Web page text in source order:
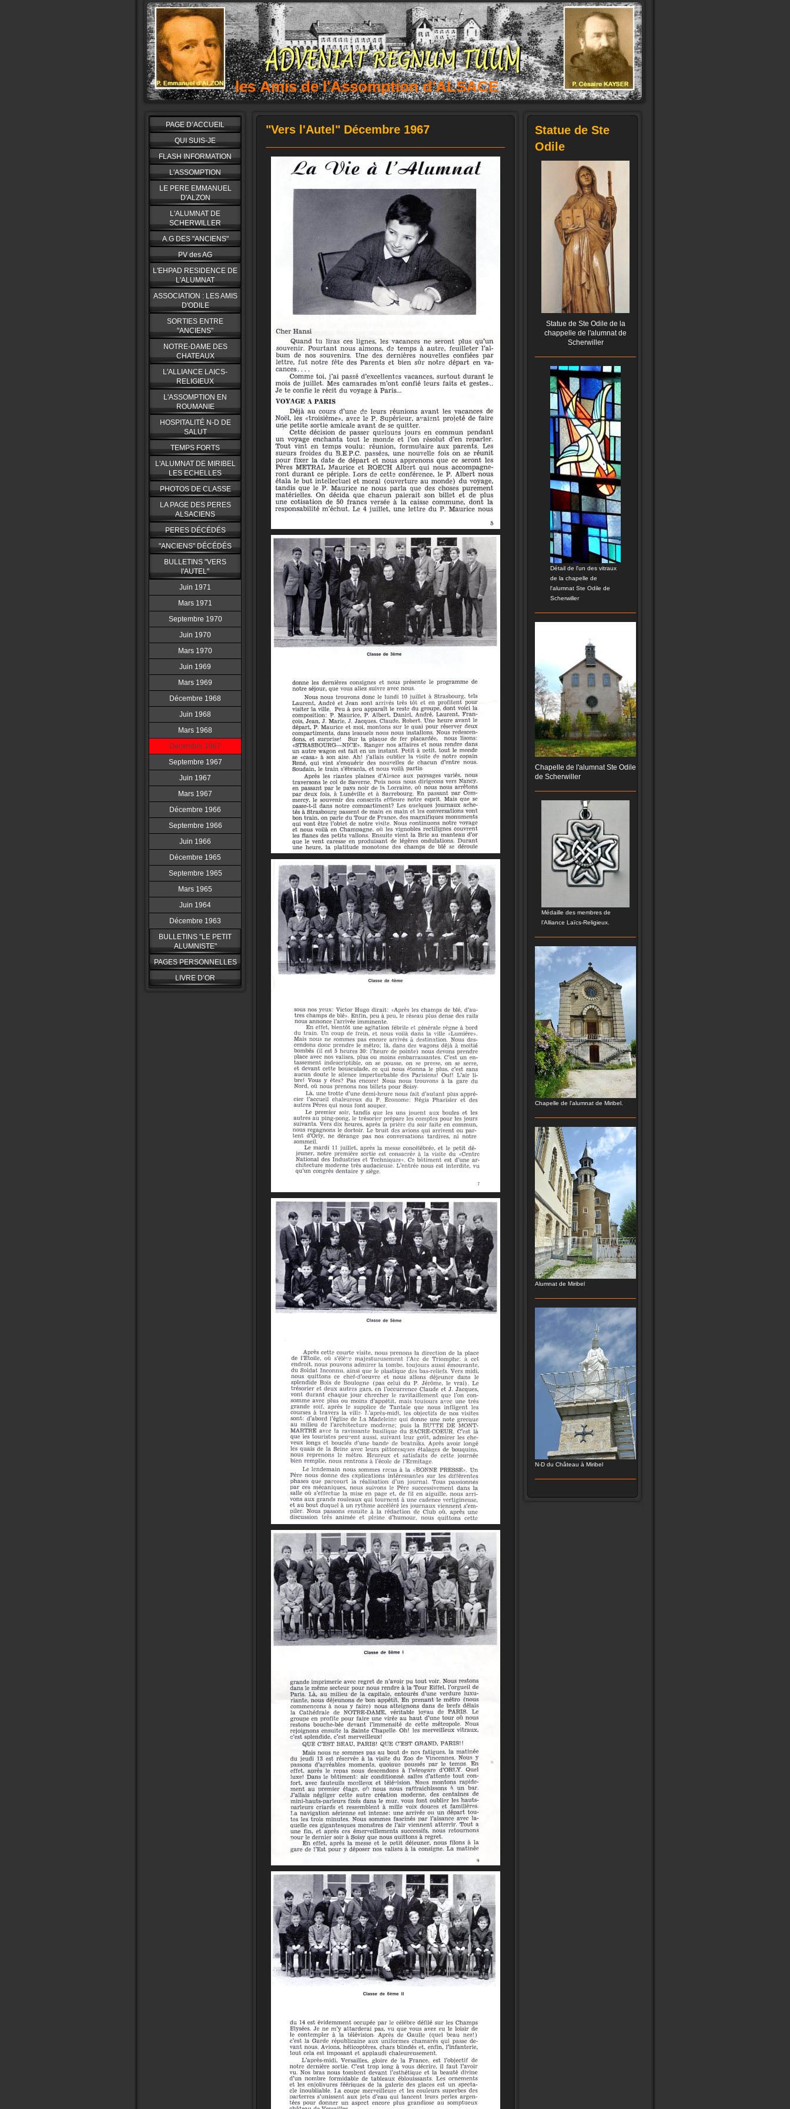
les Amis de l'Assomption d'ALSACE
PAGE D’ACCUEIL
QUI SUIS-JE
FLASH INFORMATION
L'ASSOMPTION
LE PERE EMMANUEL
D'ALZON
L'ALUMNAT DE
SCHERWILLER
A.G DES "ANCIENS"
PV des AG
L'EHPAD RESIDENCE DE
L'ALUMNAT
ASSOCIATION : LES AMIS
D'ODILE
SORTIES ENTRE
"ANCIENS"
NOTRE-DAME DES
CHATEAUX
L'ALLIANCE LAICS-
RELIGIEUX
L'ASSOMPTION EN
ROUMANIE
HOSPITALITÉ N-D DE
SALUT
TEMPS FORTS
L'ALUMNAT DE MIRIBEL
LES ECHELLES
PHOTOS DE CLASSE
LA PAGE DES PERES
ALSACIENS
PERES DÉCÉDÉS
"ANCIENS" DÉCÉDÉS
BULLETINS "VERS
l'AUTEL"
Juin 1971
Mars 1971
Septembre 1970
Juin 1970
Mars 1970
Juin 1969
Mars 1969
Décembre 1968
Juin 1968
Mars 1968
Décembre 1967
Septembre 1967
Juin 1967
Mars 1967
Décembre 1966
Septembre 1966
Juin 1966
Décembre 1965
Septembre 1965
Mars 1965
Juin 1964
Décembre 1963
BULLETINS "LE PETIT
ALUMNISTE"
PAGES PERSONNELLES
LIVRE D’OR
"Vers l'Autel" Décembre 1967
Statue de Ste
Odile
Statue de Ste Odile de la
chappelle de l'alumnat de
Scherwiller
Détail de l'un des vitraux
de la chapelle de
l'alumnat Ste Odile de
Scherwiller
Chapelle de l'alumnat Ste Odile
de Scherwiller
Médaille des membres de
l'Alliance Laïcs-Religieux.
Chapelle de l'alumnat de Miribel.
Alumnat de Miribel
N-D du Château à Miribel